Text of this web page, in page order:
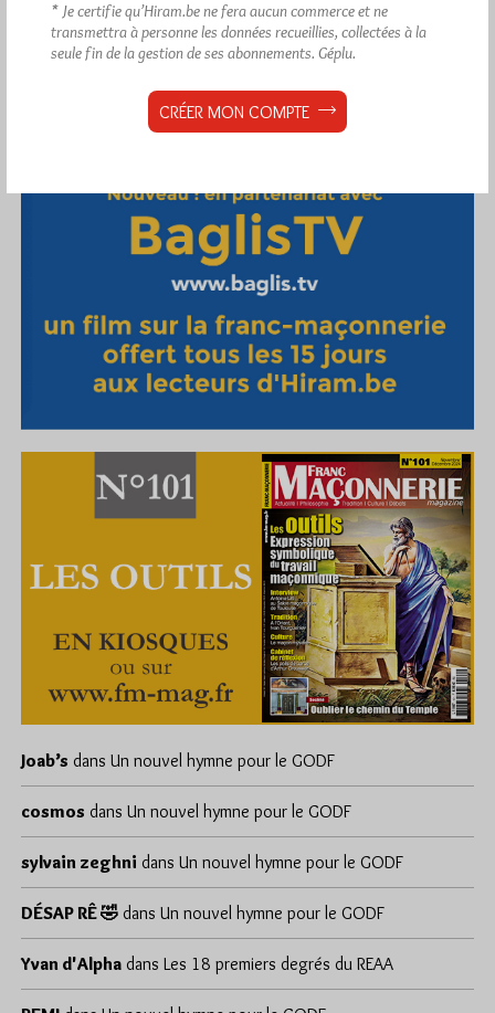
Joab’s dans Un nouvel hymne pour le GODF
cosmos dans Un nouvel hymne pour le GODF
sylvain zeghni dans Un nouvel hymne pour le GODF
DÉSAP RÊ 🤣 dans Un nouvel hymne pour le GODF
Yvan d'Alpha dans Les 18 premiers degrés du REAA
* Je certifie qu’Hiram.be ne fera aucun commerce et ne
transmettra à personne les données recueillies, collectées à la
seule fin de la gestion de ses abonnements. Géplu.
CRÉER MON COMPTE